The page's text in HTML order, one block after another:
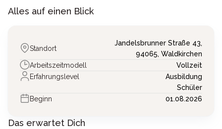
Alles auf einen Blick
Standort
Jandelsbrunner Straße 43,
94065, Waldkirchen
Arbeitszeitmodell
Vollzeit
Erfahrungslevel
Ausbildung
Schüler
Beginn
01.08.2026
Das erwartet Dich